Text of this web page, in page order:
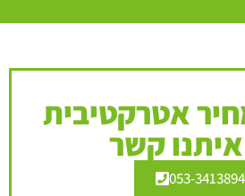
אטרקטיבית
קשר
053-3413894